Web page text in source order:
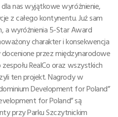
nas wyjątkowe wyróżnienie,
z całego kontynentu. Już sam
a wyróżnienia 5-Star Award
charakter i konsekwencja
przez międzynarodowe
RealCo oraz wszystkich
ten projekt. Nagrody w
Development for Poland”
for Poland” są
przy Parku Szczytnickim